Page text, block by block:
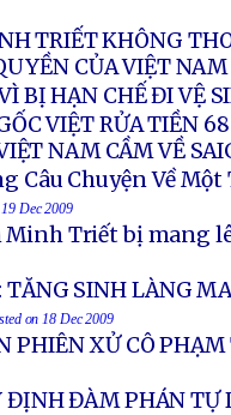
TRIẾT KHÔNG
CỦA VIỆT NAM
BỊ HẠN CHẾ ĐI VỆ
VIỆT RỬA TIỀN
NAM CẦM VỀ
Câu Chuyện Về
Dec 2009
Minh Triết bị mang
TĂNG SINH LÀNG
on 18 Dec 2009
PHIÊN XỬ CÔ
ĐỊNH ĐÀM PHÁN TỰ